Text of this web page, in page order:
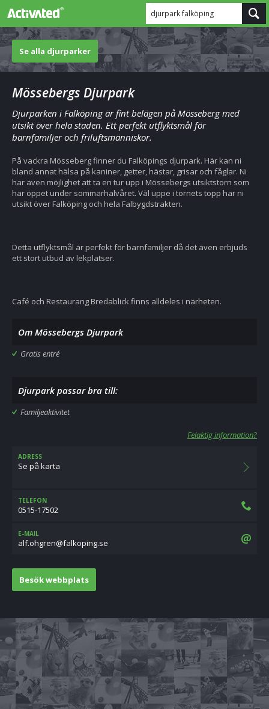
djurpark falköping
Se alla djurparker
Mössebergs Djurpark
Djurparken i Falköping är fint belägen på Mösseberg med
utsikt över hela staden. Ett perfekt utflyktsmål för
barnfamiljer och friluftsmänniskor.
På vackra Mösseberg finner du Falköpings djurpark. Här kan ni
bland annat hälsa på kaniner, getter, hästar, grisar och fåglar. Ni
har även möjlighet att ta en tur upp i Mössebergs utsiktstorn som
har öppet under sommarhalvåret. Väl uppe i tornets topp har ni
utsikt över Falköping och hela Falbygdstrakten.
Detta utflyktsmål är perfekt för barnfamiljer då det även erbjuds
ett stort utbud av lekplatser.
Café och Restaurang Bredablick finns alldeles i närheten.
Om Mössebergs Djurpark
Gratis entré
Djurpark passar bra till:
Familjeaktivitet
Felaktig information?
ADRESS
Se på karta
TELEFON
0515-17502
E-MAIL
es.gnipoklaf@nergho.fla
Besök webbplats